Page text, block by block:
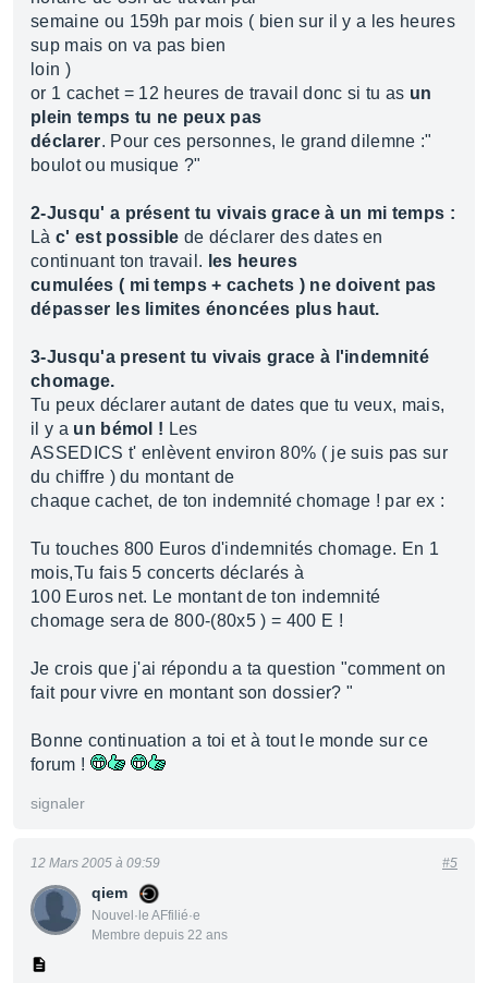
semaine ou 159h par mois ( bien sur il y a les heures
sup mais on va pas bien
loin )
or 1 cachet = 12 heures de travail donc si tu as un
plein temps tu ne peux pas
déclarer. Pour ces personnes, le grand dilemne :"
boulot ou musique ?"
2-Jusqu' a présent tu vivais grace à un mi temps :
Là c' est possible de déclarer des dates en
continuant ton travail. les heures
cumulées ( mi temps + cachets ) ne doivent pas
dépasser les limites énoncées plus haut.
3-Jusqu'a present tu vivais grace à l'indemnité
chomage.
Tu peux déclarer autant de dates que tu veux, mais,
il y a un bémol ! Les
ASSEDICS t' enlèvent environ 80% ( je suis pas sur
du chiffre ) du montant de
chaque cachet, de ton indemnité chomage ! par ex :
Tu touches 800 Euros d'indemnités chomage. En 1
mois,Tu fais 5 concerts déclarés à
100 Euros net. Le montant de ton indemnité
chomage sera de 800-(80x5 ) = 400 E !
Je crois que j'ai répondu a ta question "comment on
fait pour vivre en montant son dossier? "
Bonne continuation a toi et à tout le monde sur ce
forum !
signaler
qiem
Nouvel·le AFfilié·e
Membre depuis 22 ans
12 Mars 2005 à 09:59 #5